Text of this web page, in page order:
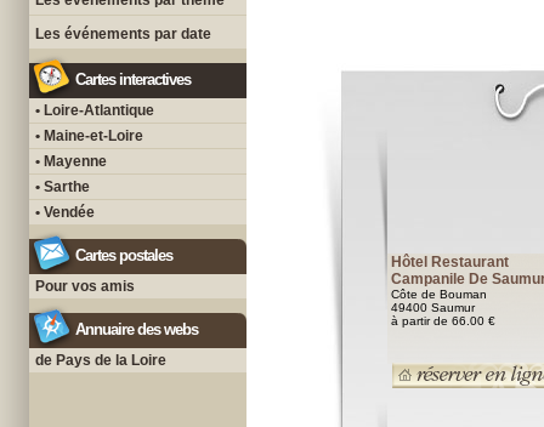
Les événements par date
Cartes interactives
• Loire-Atlantique
• Maine-et-Loire
• Mayenne
• Sarthe
• Vendée
Cartes postales
Pour vos amis
Annuaire des webs
de Pays de la Loire
Hôtel Restaurant
Campanile De
Côte de Bouman
49400 Saumur
à partir de 66.00 €